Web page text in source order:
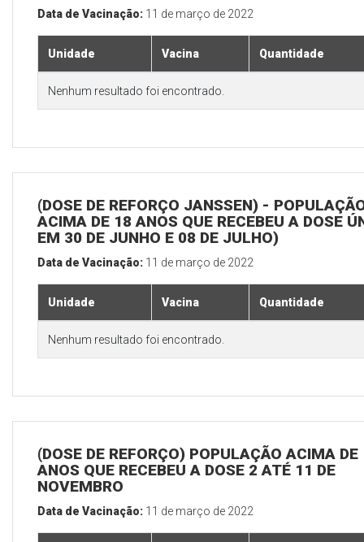
Data de Vacinação: 11 de março de 2022
Unidade Vacina Quantidade
Nenhum resultado foi encontrado.
(DOSE DE REFORÇO JANSSEN) -
ACIMA DE 18 ANOS QUE RECEBEU A DOSE
EM 30 DE JUNHO E 08 DE JULHO)
Data de Vacinação: 11 de março de 2022
Unidade Vacina Quantidade
Nenhum resultado foi encontrado.
(DOSE DE REFORÇO) POPULAÇÃO ACIMA DE
ANOS QUE RECEBEU A DOSE 2 ATÉ 11 DE
NOVEMBRO
Data de Vacinação: 11 de março de 2022